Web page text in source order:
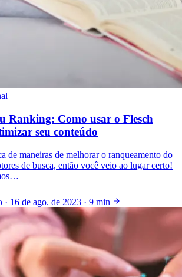
Ranking: Como usar o Flesch
seu conteúdo
de maneiras de melhorar o ranqueamento do
de busca, então você veio ao lugar certo!
· 16 de ago. de 2023 · 9 min